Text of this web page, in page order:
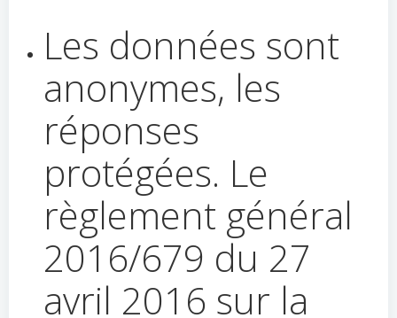
Les données sont
anonymes, les
réponses
protégées. Le
règlement général
2016/679 du 27
avril 2016 sur la